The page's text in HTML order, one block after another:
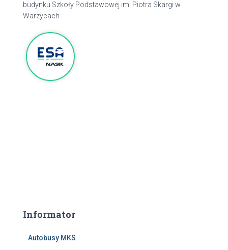
budynku Szkoły Podstawowej im. Piotra Skargi w
Warzycach.
Informator
Autobusy MKS